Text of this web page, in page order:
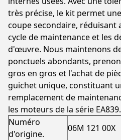
très précise, le kit permet
coupe secondaire, réduisant
cycle de maintenance et les
d'œuvre. Nous maintenons
ponctuels abondants,
gros en gros et l'achat de
guichet unique, constituant
remplacement de
les moteurs de la série EA839.
Numéro
d'origine.
06M 121 00X